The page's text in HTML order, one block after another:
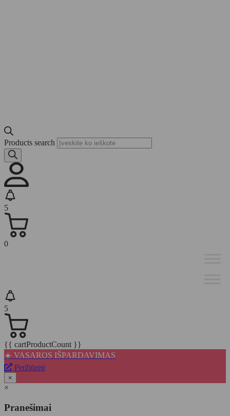
Products search
5
0
5
{{ cartProductCount }}
☀️ VASAROS IŠPARDAVIMAS
Peržiūrėti
×
×
Pranešimai